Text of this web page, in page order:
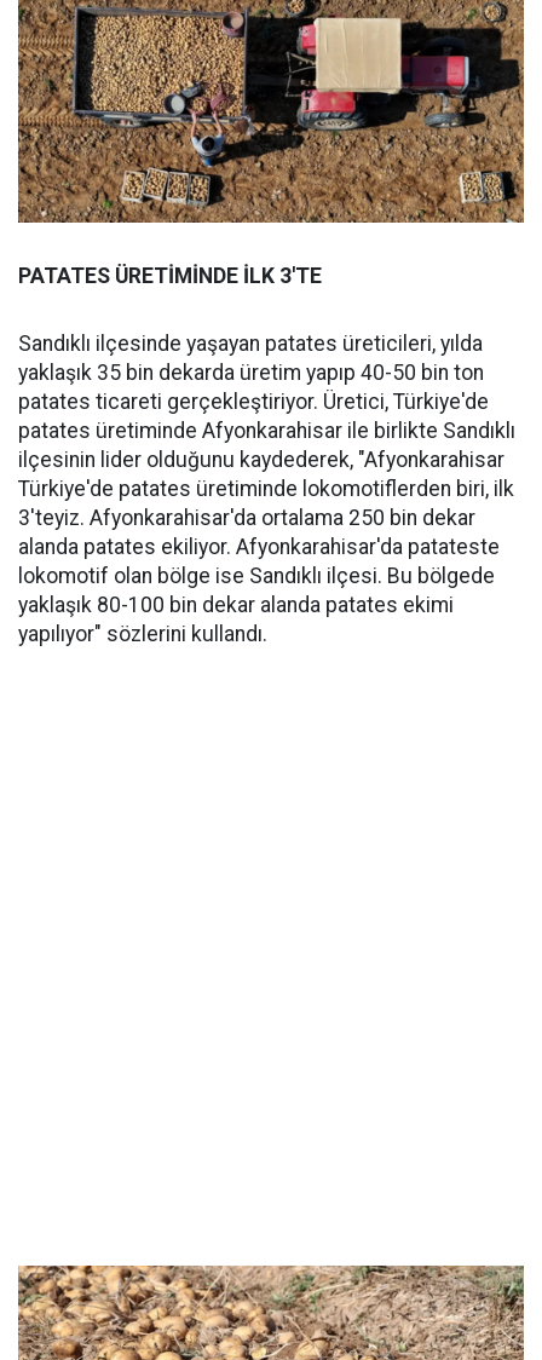
PATATES ÜRETİMİNDE İLK 3'TE
Sandıklı ilçesinde yaşayan patates üreticileri, yılda
yaklaşık 35 bin dekarda üretim yapıp 40-50 bin ton
patates ticareti gerçekleştiriyor. Üretici, Türkiye'de
patates üretiminde Afyonkarahisar ile birlikte Sandıklı
ilçesinin lider olduğunu kaydederek, "Afyonkarahisar
Türkiye'de patates üretiminde lokomotiflerden biri, ilk
3'teyiz. Afyonkarahisar'da ortalama 250 bin dekar
alanda patates ekiliyor. Afyonkarahisar'da patateste
lokomotif olan bölge ise Sandıklı ilçesi. Bu bölgede
yaklaşık 80-100 bin dekar alanda patates ekimi
yapılıyor" sözlerini kullandı.